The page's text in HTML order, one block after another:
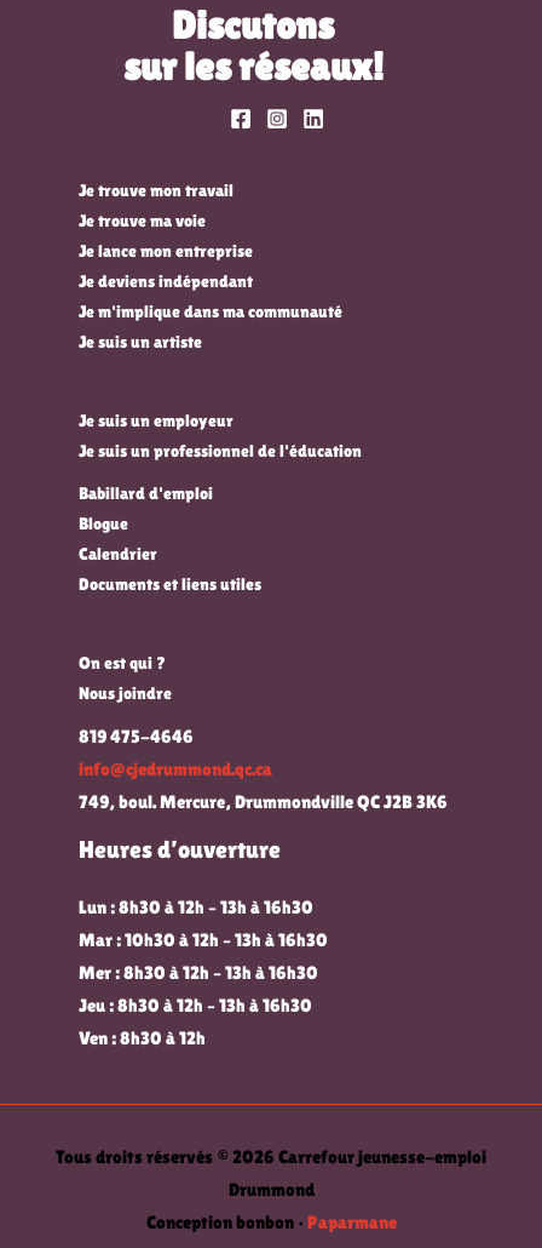
Discutons
sur les réseaux!
Je trouve mon travail
Je trouve ma voie
Je lance mon entreprise
Je deviens indépendant
Je m'implique dans ma communauté
Je suis un artiste
Je suis un employeur
Je suis un professionnel de l'éducation
Babillard d'emploi
Blogue
Calendrier
Documents et liens utiles
On est qui ?
Nous joindre
819 475-4646
info@cjedrummond.qc.ca
749, boul. Mercure, Drummondville QC J2B 3K6
Heures d’ouverture
Lun : 8h30 à 12h – 13h à 16h30
Mar : 10h30 à 12h – 13h à 16h30
Mer : 8h30 à 12h – 13h à 16h30
Jeu : 8h30 à 12h – 13h à 16h30
Ven : 8h30 à 12h
Tous droits réservés © 2026 Carrefour jeunesse-emploi
Drummond
Conception bonbon • Paparmane